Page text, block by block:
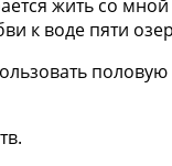
жить со мной
к воде пяти